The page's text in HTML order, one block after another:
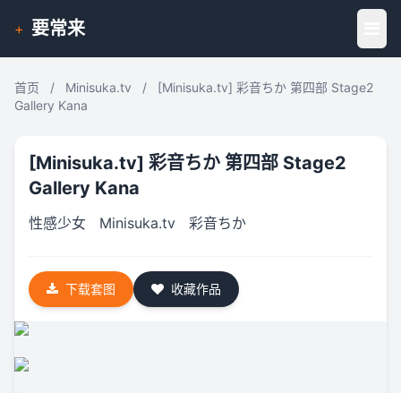
+ 要常来
首页 / Minisuka.tv /
[Minisuka.tv] 彩音ちか 第四部 Stage2
Gallery Kana
[Minisuka.tv] 彩音ちか 第四部 Stage2
Gallery Kana
性感少女 Minisuka.tv 彩音ちか
下载套图 收藏作品